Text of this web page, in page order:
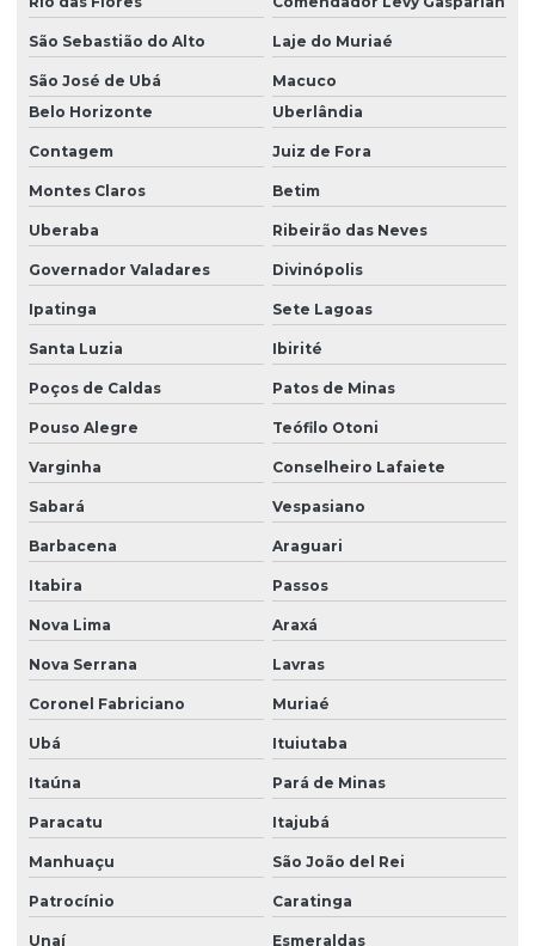
São Sebastião do Alto Laje do Muriaé
São José de Ubá
Macuco
Belo Horizonte
Uberlândia
Contagem Juiz de Fora
Montes Claros Betim
Uberaba Ribeirão das Neves
Governador Valadares Divinópolis
Ipatinga Sete Lagoas
Santa Luzia Ibirité
Poços de Caldas Patos de Minas
Pouso Alegre Teófilo Otoni
Varginha Conselheiro Lafaiete
Sabará Vespasiano
Barbacena Araguari
Itabira Passos
Nova Lima Araxá
Nova Serrana Lavras
Coronel Fabriciano Muriaé
Ubá Ituiutaba
Itaúna Pará de Minas
Paracatu Itajubá
Manhuaçu São João del Rei
Patrocínio Caratinga
Unaí Esmeraldas